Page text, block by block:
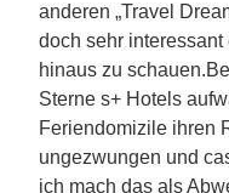
anderen „Travel
doch sehr
hinaus zu
Sterne s+ Hotels
Feriendomizile ihren
ungezwungen und
ich mach das als